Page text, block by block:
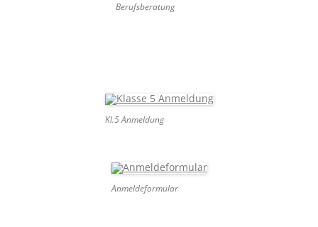
Berufsberatung
Kl.5 Anmeldung
Anmeldeformular